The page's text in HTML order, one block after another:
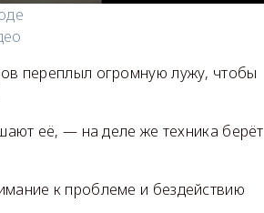
переплыл огромную лужу, чтобы
её, — на деле же техника берёт
к проблеме и бездействию